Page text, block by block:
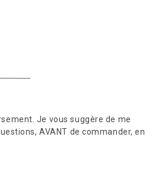
Je vous suggère de me
AVANT de commander, en